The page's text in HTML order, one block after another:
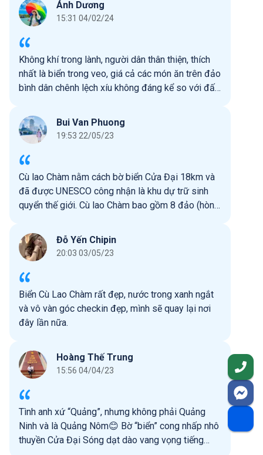
Ánh Dương
15:31 04/02/24
Không khí trong lành, người dân thân thiện, thích
nhất là biển trong veo, giá cả các món ăn trên đảo
bình dân chênh lệch xíu không đáng kể so với đất
Bui Van Phuong
19:53 22/05/23
Cù lao Chàm nằm cách bờ biển Cửa Đại 18km và
đã được UNESCO công nhận là khu dự trữ sinh
quyển thế giới. Cù lao Chàm bao gồm 8 đảo (hòn):
Khô Mẹ, Hòn Khô Con, Hòn Lá, Hòn Dài, Hòn Mồ,
Hòn Tai, Hòn Ông. Dân số trên các hòn đảo này
gồm khoảng 3.000 người. Một ngày trải nghiệm
Cù Lao Chàm.
Đỗ Yến Chipin
20:03 03/05/23
Biển Cù Lao Chàm rất đẹp, nước trong xanh ngắt
và vô vàn góc checkin đẹp, mình sẽ quay lại nơi
đây lần nữa.
Hoàng Thế Trung
15:56 04/04/23
Tình anh xứ “Quảng”, nhưng không phải Quảng
Ninh và là Quảng Nôm😊 Bờ “biển” cong nhấp nhô
thuyền Cửa Đại Sóng dạt dào vang vọng tiếng